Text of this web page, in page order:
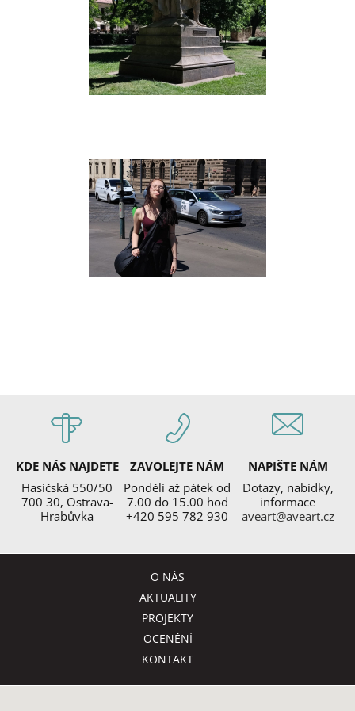
KDE NÁS NAJDETE
Hasičská 550/50
700 30, Ostrava-
Hrabůvka
ZAVOLEJTE NÁM
Pondělí až pátek od
7.00 do 15.00 hod
+420 595 782 930
NAPIŠTE NÁM
Dotazy, nabídky,
informace
aveart@aveart.cz
O NÁS
AKTUALITY
PROJEKTY
OCENĚNÍ
KONTAKT